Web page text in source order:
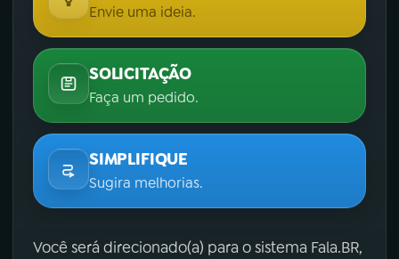
Envie uma ideia.
SOLICITAÇÃO
Faça um pedido.
SIMPLIFIQUE
Sugira melhorias.
Você será direcionado(a) para o sistema Fala.BR,